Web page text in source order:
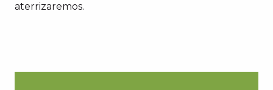
aterrizaremos.